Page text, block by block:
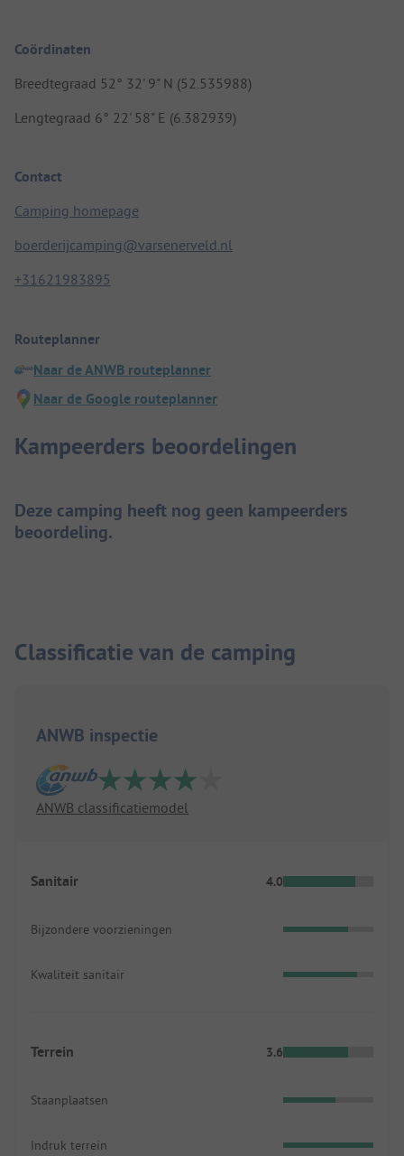
Coördinaten
Breedtegraad 52° 32' 9" N (52.535988)
Lengtegraad 6° 22' 58" E (6.382939)
Contact
Camping homepage
boerderijcamping@varsenerveld.nl
+31621983895
Routeplanner
Naar de ANWB routeplanner
Naar de Google routeplanner
Kampeerders beoordelingen
Deze camping heeft nog geen kampeerders
beoordeling.
Classificatie van de camping
ANWB inspectie
ANWB classificatiemodel
Sanitair 4.0
Bijzondere voorzieningen
Kwaliteit sanitair
Terrein 3.6
Staanplaatsen
Indruk terrein